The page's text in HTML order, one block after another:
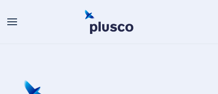
Skip to main content